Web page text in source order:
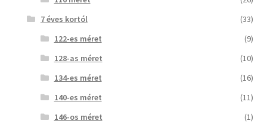
7 éves kortól
(33)
122-es méret
(9)
128-as méret
(10)
134-es méret
(16)
140-es méret
(11)
146-os méret
(1)